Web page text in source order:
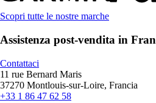
Scopri tutte le nostre marche
Assistenza post-vendita in
Contattaci
11 rue Bernard Maris
37270 Montlouis-sur-Loire, Francia
+33 1 86 47 62 58